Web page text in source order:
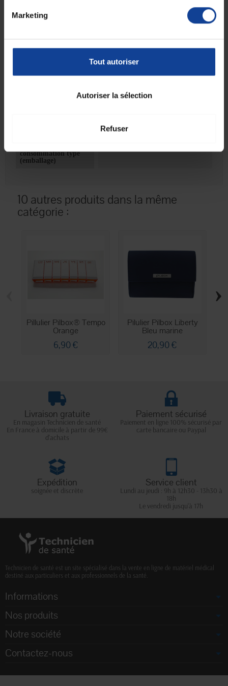
Marketing
Tout autoriser
Autoriser la sélection
Refuser
Longueur : 13 cm
Largeur : 5,5 cm
Fabrication française.
Fiche technique
consommation type
(emballage)
10 autres produits dans la même
catégorie :
Pillulier Pilbox® Tempo
Orange
6,90 €
Pilulier Pilbox Liberty
Bleu marine
20,90 €
›
Livraison gratuite
En magasin Technicien de santé
En France à domicile à partir de 99€
d'achats
Paiement sécurisé
Paiement en ligne 100% sécurisé par
carte bancaire ou Paypal
Expédition
soignée et discrète
Service client
Lundi au jeudi : 9h à 12h30 - 13h30 à
18h
Le vendredi jusqu'à 17h
Technicien de santé est un site spécialisé dans la vente en ligne de matériel médical
destiné aux particuliers et aux professionnels de la santé.
Informations
Nos produits
Notre société
Contactez-nous